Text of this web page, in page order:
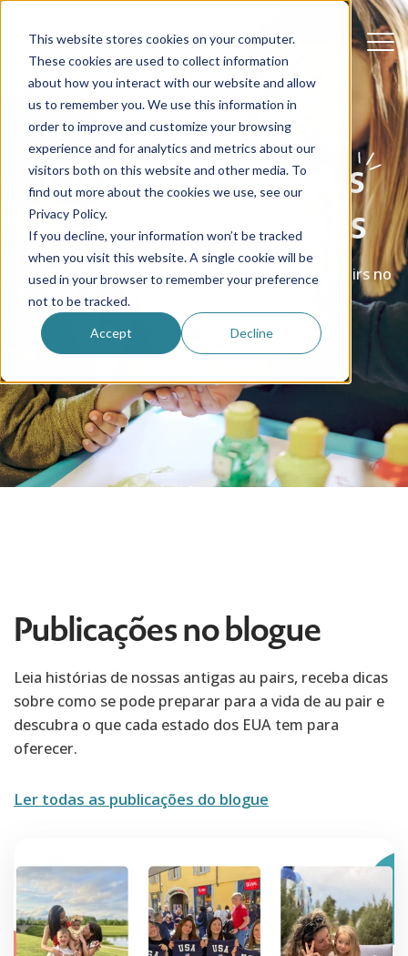
This website stores cookies on your computer.
These cookies are used to collect information
about how you interact with our website and allow
us to remember you. We use this information in
order to improve and customize your browsing
experience and for analytics and metrics about our
visitors both on this website and other media. To
find out more about the cookies we use, see our
Privacy Policy.
If you decline, your information won’t be tracked
when you visit this website. A single cookie will be
used in your browser to remember your preference
not to be tracked.
Accept Decline
Conselhos, histórias
e apoio para au pairs
Obtenha inspiração com histórias reais de au pairs no
Publicações no blogue
Leia histórias de nossas antigas au pairs, receba dicas
sobre como se pode preparar para a vida de au pair e
descubra o que cada estado dos EUA tem para
oferecer.
Ler todas as publicações do blogue